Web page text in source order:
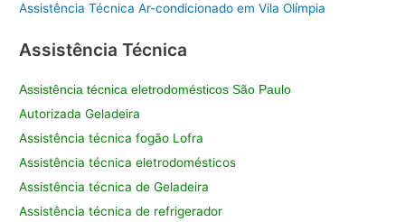
Assistência Técnica Ar-condicionado em Vila Olímpia
Assistência Técnica
Assistência técnica eletrodomésticos São Paulo
Autorizada Geladeira
Assistência técnica fogão Lofra
Assistência técnica eletrodomésticos
Assistência técnica de Geladeira
Assistência técnica de refrigerador